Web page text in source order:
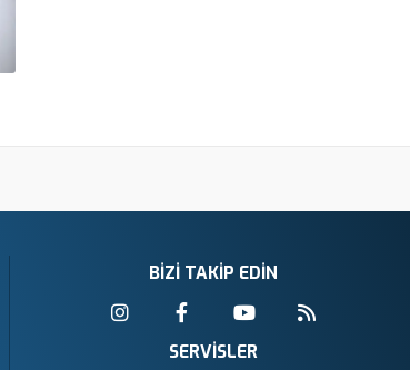
BİZİ TAKİP EDİN
SERVİSLER